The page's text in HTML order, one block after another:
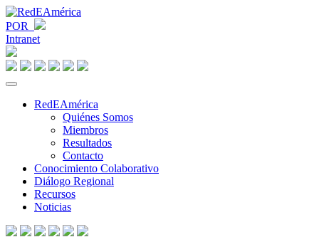
POR
Intranet
RedEAmérica
Quiénes Somos
Miembros
Resultados
Contacto
Conocimiento Colaborativo
Diálogo Regional
Recursos
Noticias